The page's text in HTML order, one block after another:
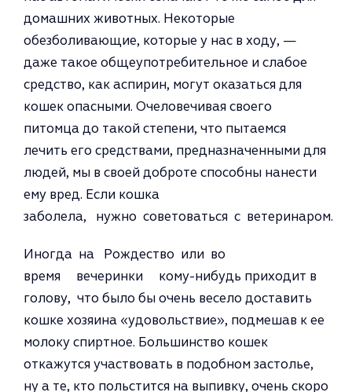
домашних животных. Некоторые
обезболивающие, которые у нас в ходу, —
даже такое обще­употребительное и слабое
средство, как аспирин, могут оказаться для
кошек опасными. Очеловечивая своего
питомца до такой степени, что пытаемся
лечить его средствами, предназначенными для
людей, мы в своей доброте способны нанести
ему вред. Если кошка
заболела, нужно советоваться с ветеринаром.
Иногда на Рождество или во
время вечеринки кому-нибудь приходит в
голову, что было бы очень весело доставить
кошке хозя­ина «удовольствие», подмешав к ее
молоку спиртное. Большинство ко­шек
откажутся участвовать в подо­бном застолье,
ну а те, кто польстится на выпивку, очень скоро